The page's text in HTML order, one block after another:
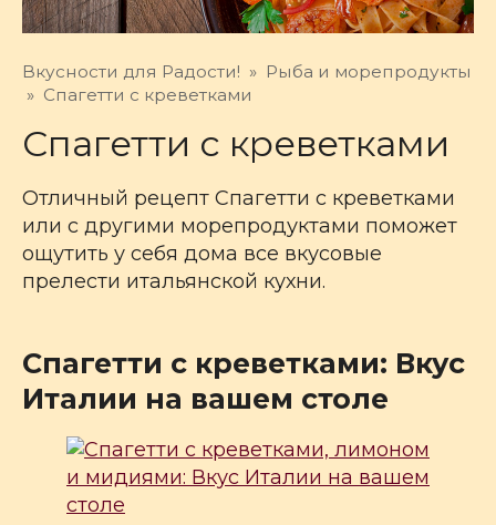
Вкусности для Радости! » Рыба и морепродукты
» Спагетти с креветками
Спагетти с креветками
Отличный рецепт Спагетти с креветками
или с другими морепродуктами поможет
ощутить у себя дома все вкусовые
прелести итальянской кухни.
Спагетти с креветками: Вкус
Италии на вашем столе